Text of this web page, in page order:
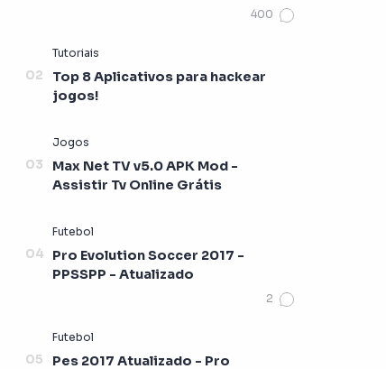
Top 8 Aplicativos para hackear
jogos!
Max Net TV v5.0 APK Mod -
Assistir Tv Online Grátis
Pro Evolution Soccer 2017 -
PPSSPP - Atualizado
Pes 2017 Atualizado - Pro